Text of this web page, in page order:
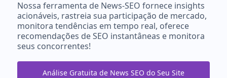
Nossa ferramenta de News-SEO fornece insights
acionáveis, rastreia sua participação de mercado,
monitora tendências em tempo real, oferece
recomendações de SEO instantâneas e monitora
seus concorrentes!
Análise Gratuita de News SEO do Seu Site